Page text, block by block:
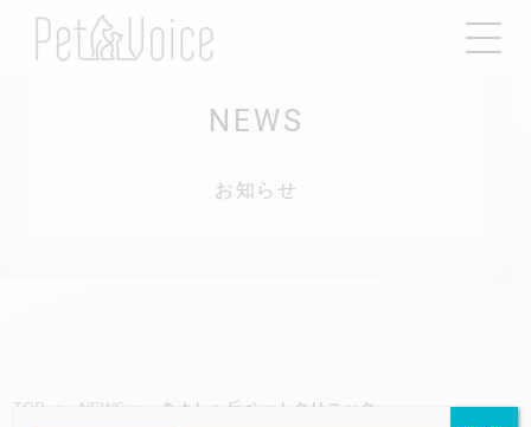
NEWS
お知らせ
TOP NEWS きよしヶ丘ペットクリニック